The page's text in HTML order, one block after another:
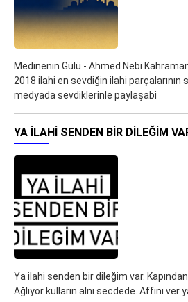
Medinenin Gülü - Ahmed Nebi
2018 ilahi en sevdiğin ilahi parçalarının
medyada sevdiklerinle paylaşabi
YA ILAHI SENDEN BIR DILEĞIM
Ya ilahi senden bir dileğim var.
Ağlıyor kulların alnı secdede. Affını